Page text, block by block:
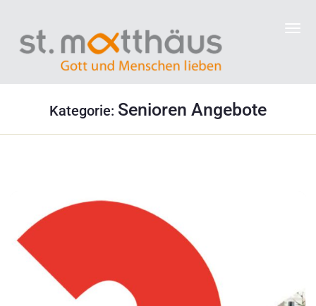
Kategorie: Senioren Angebote